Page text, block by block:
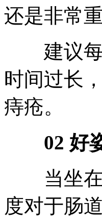
还是非常重
建议每
时间过长
痔疮。
02 好姿
当坐在
度对于肠